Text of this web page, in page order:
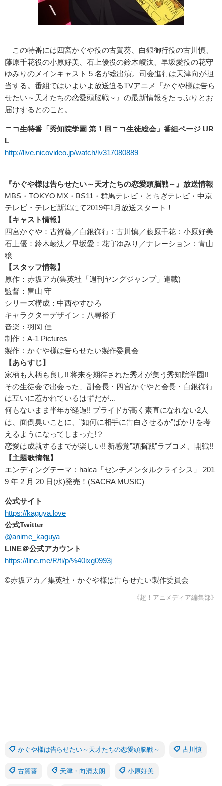
この特番には四宮かぐや役の古賀葵、白銀御行役の古川慎、
藤原千花役の小原好美、石上優役の鈴木崚汰、早坂愛役の花守
ゆみりのメインキャスト 5 名が総出演。司会進行は天津向が担
当する。番組ではいよいよ放送迫るTVアニメ『かぐや様は告ら
せたい～天才たちの恋愛頭脳戦～』の最新情報をたっぷりとお
届けするとのこと。
ニコ生特番「秀知院学園 第 1 回ニコ生徒総会」番組ページ UR
L
http://live.nicovideo.jp/watch/lv317080889
『かぐや様は告らせたい～天才たちの恋愛頭脳戦～』放送情報
MBS・TOKYO MX・BS11・群馬テレビ・とちぎテレビ・中京
テレビ・テレビ新潟にて2019年1月放送スタート！
【キャスト情報】
四宮かぐや：古賀葵／白銀御行：古川慎／藤原千花：小原好美
石上優：鈴木崚汰／早坂愛：花守ゆみり／ナレーション：青山
穣
【スタッフ情報】
原作：赤坂アカ(集英社「週刊ヤングジャンプ」連載)
監督：畠山 守
シリーズ構成：中西やすひろ
キャラクターデザイン：八尋裕子
音楽：羽岡 佳
制作：A-1 Pictures
製作：かぐや様は告らせたい製作委員会
【あらすじ】
家柄も人柄も良し!! 将来を期待された秀才が集う秀知院学園!!
その生徒会で出会った、副会長・四宮かぐやと会長・白銀御行
は互いに惹かれているはずだが…
何もないまま半年が経過!! プライドが高く素直になれない2人
は、面倒臭いことに、”如何に相手に告白させるか”ばかりを考
えるようになってしまった!？
恋愛は成就するまでが楽しい!! 新感覚”頭脳戦”ラブコメ、開戦!!
【主題歌情報】
エンディングテーマ：halca「センチメンタルクライシス」 201
9 年 2 月 20 日(水)発売！(SACRA MUSIC)
公式サイト
https://kaguya.love
公式Twitter
@anime_kaguya
LINE＠公式アカウント
https://line.me/R/ti/p/%40ixg0993j
©赤坂アカ／集英社・かぐや様は告らせたい製作委員会
《超！アニメディア編集部》
かぐや様は告らせたい～天才たちの恋愛頭脳戦～ 古川慎
古賀葵 天津・向清太朗 小原好美